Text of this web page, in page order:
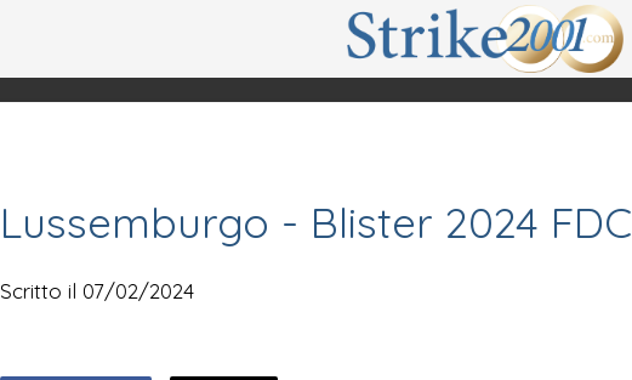
Lussemburgo - Blister 2024 FDC
Scritto il 07/02/2024